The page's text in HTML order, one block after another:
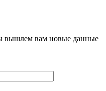
вышлем вам новые данные